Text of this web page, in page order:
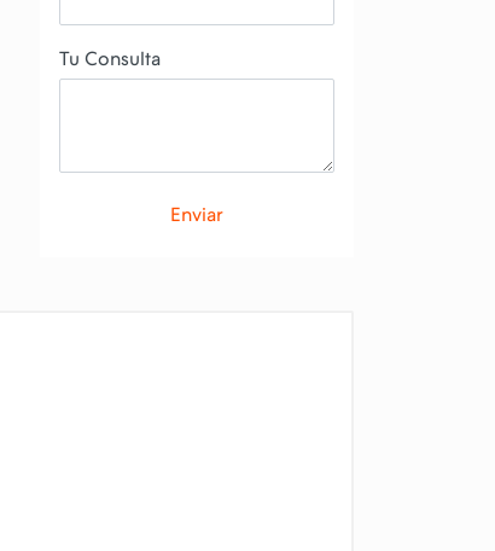
Tu Consulta
Enviar